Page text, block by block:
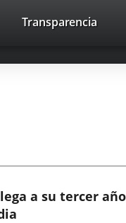
Link
external
Link
external
Link
external
Search
Transparencia
a su tercer